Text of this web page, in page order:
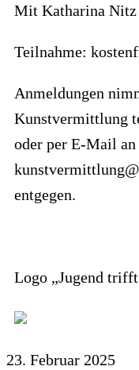
Mit Katharina Nitz
Teilnahme:
Anmeldungen
Kunstvermittlung
oder per E-Mail an
entgegen.
Logo „Jugend
23. Februar 2025